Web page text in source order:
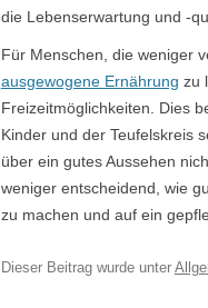
die Lebenserwartung und -
Für Menschen, die weniger
ausgewogene Ernährung zu
Freizeitmöglichkeiten. Dies
Kinder und der Teufelskreis
über ein gutes Aussehen
weniger entscheidend, wie
zu machen und auf ein
Dieser Beitrag wurde unter